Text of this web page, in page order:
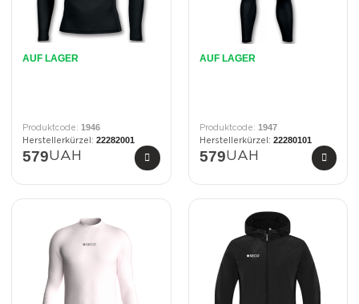
AUF LAGER
1946
22282001
579UAH
AUF LAGER
1947
22280101
579UAH